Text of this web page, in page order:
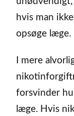
hvis man
opsøge læge.
I mere
forsvinder
læge. Hvis